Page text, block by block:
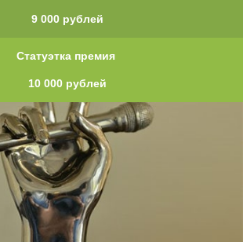
9 000 рублей
Статуэтка премия
10 000 рублей